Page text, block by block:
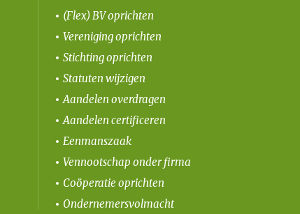
(Flex) BV oprichten
Vereniging oprichten
Stichting oprichten
Statuten wijzigen
Aandelen overdragen
Aandelen certificeren
Eenmanszaak
Vennootschap onder firma
Coöperatie oprichten
Ondernemersvolmacht